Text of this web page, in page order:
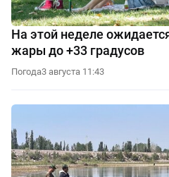
На этой неделе
жары до +33 градусов
Погода3 августа 11:43